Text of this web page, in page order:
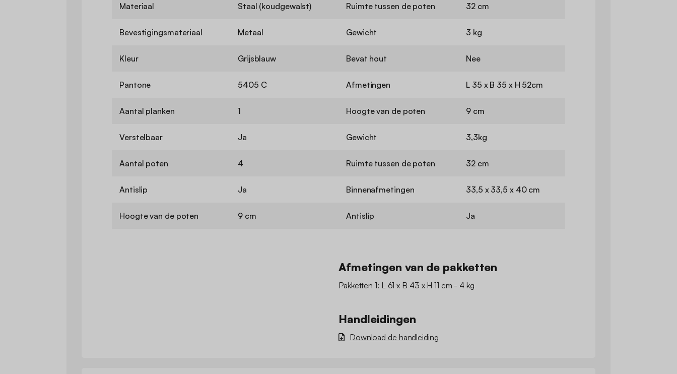
Materiaal Staal (koudgewalst)
Bevestigingsmateriaal Metaal
Kleur Grijsblauw
Pantone 5405 C
Aantal planken 1
Verstelbaar Ja
Aantal poten 4
Antislip Ja
Hoogte van de poten 9 cm
Ruimte tussen de poten 32 cm
Gewicht 3 kg
Bevat hout Nee
Afmetingen L 35 x B 35 x H 52cm
Hoogte van de poten 9 cm
Gewicht 3,3kg
Ruimte tussen de poten 32 cm
Binnenafmetingen 33,5 x 33,5 x 40 cm
Antislip Ja
Afmetingen van de pakketten
Pakketten 1: L 61 x B 43 x H 11 cm - 4 kg
Handleidingen
Download de handleiding